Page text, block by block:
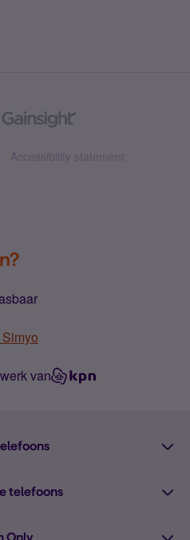
Accessibility statement
van
telefoons
Only